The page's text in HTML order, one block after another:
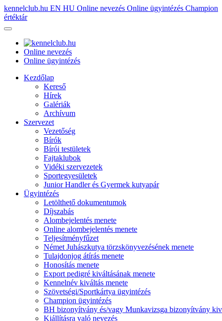
kennelclub.hu EN HU Online nevezés Online ügyintézés Champion
értéktár
Online nevezés
Online ügyintézés
Kezdőlap
Kereső
Hírek
Galériák
Archívum
Szervezet
Vezetőség
Bírók
Bírói testületek
Fajtaklubok
Vidéki szervezetek
Sportegyesületek
Junior Handler és Gyermek kutyapár
Ügyintézés
Letölthető dokumentumok
Díjszabás
Alombejelentés menete
Online alombejelentés menete
Teljesítményfűzet
Német Juhászkutya törzskönyvezésének menete
Tulajdonjog átírás menete
Honosítás menete
Export pedigré kiváltásának menete
Kennelnév kiváltás menete
Szövetségi/Sportkártya ügyintézés
Champion ügyintézés
BH bizonyítvány és/vagy Munkavizsga bizonyítvány
Kiállításra való nevezés